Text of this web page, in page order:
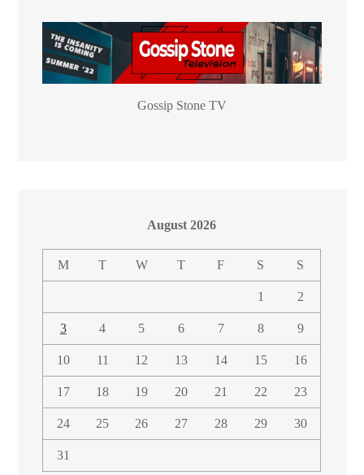
Gossip Stone TV
August 2026
M T W T F S S
1 2
3 4 5 6 7 8 9
10 11 12 13 14 15 16
17 18 19 20 21 22 23
24 25 26 27 28 29 30
31